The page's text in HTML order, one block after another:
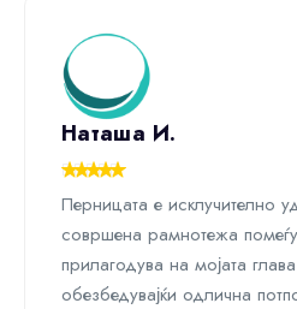
Наташа И.
Перницата е исклучително
совршена рамнотежа
прилагодува на мојата
обезбедувајќи одлична